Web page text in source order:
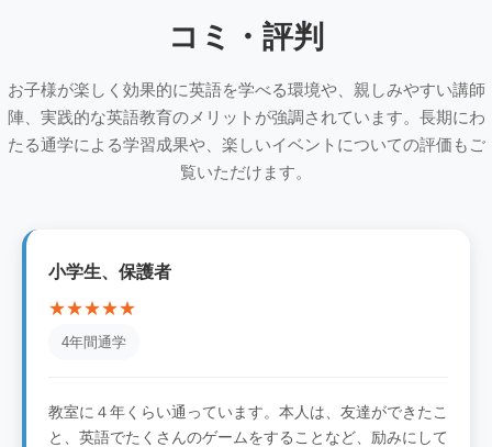
コミ・評判
お子様が楽しく効果的に英語を学べる環境や、親しみやすい講師
陣、実践的な英語教育のメリットが強調されています。長期にわ
たる通学による学習成果や、楽しいイベントについての評価もご
覧いただけます。
小学生、保護者
★★★★★
4年間通学
教室に４年くらい通っています。本人は、友達ができたこ
と、英語でたくさんのゲームをすることなど、励みにして